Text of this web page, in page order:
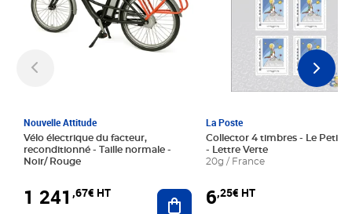
Nouvelle Attitude
Vélo électrique du facteur,
reconditionné - Taille normale -
Noir/ Rouge
1 241 ,67€ HT Ajouter au panier
La Poste
Collector 4 timbres - Le Petit
- Lettre Verte
20g / France
6,25€ HT